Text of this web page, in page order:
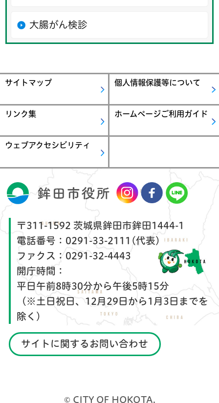
大腸がん検診
サイトマップ 個人情報保護等について
リンク集 ホームページご利用ガイド
ウェブアクセシビリティ
〒311-1592 茨城県鉾田市鉾田1444-1
電話番号： 0291-33-2111(代表)
ファクス： 0291-32-4443
開庁時間：
平日午前8時30分から午後5時15分
（※土日祝日、12月29日から1月3日までを
除く）
サイトに関するお問い合わせ
© CITY OF HOKOTA.